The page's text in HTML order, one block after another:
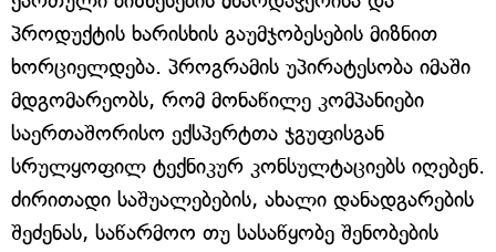
პროდუქტის ხარისხის გაუმჯობესების მიზნით
ხორციელდება. პროგრამის უპირატესობა იმაში
მდგომარეობს, რომ მონაწილე კომპანიები
საერთაშორისო ექსპერტთა ჯგუფისგან
სრულყოფილ ტექნიკურ კონსულტაციებს იღებენ.
ძირითადი საშუალებების, ახალი დანადგარების
შეძენას, საწარმოო თუ სასაწყობე შენობების